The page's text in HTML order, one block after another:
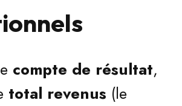
compte de résultat,
total revenus (le